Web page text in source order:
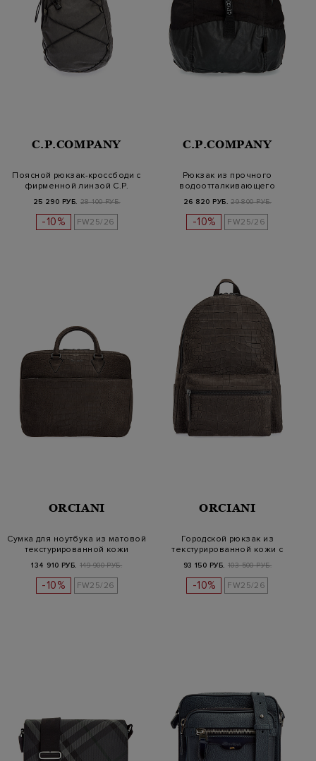
C.P.COMPANY
Поясной рюкзак-кроссбоди с
фирменной линзой C.P.
25 290 РУБ. 28 100 РУБ.
-10% FW25/26
C.P.COMPANY
Рюкзак из прочного
водоотталкивающего
26 820 РУБ. 29 800 РУБ.
-10% FW25/26
ORCIANI
Сумка для ноутбука из матовой
текстурированной кожи
134 910 РУБ. 149 900 РУБ.
-10% FW25/26
ORCIANI
Городской рюкзак из
текстурированной кожи с
93 150 РУБ. 103 500 РУБ.
-10% FW25/26